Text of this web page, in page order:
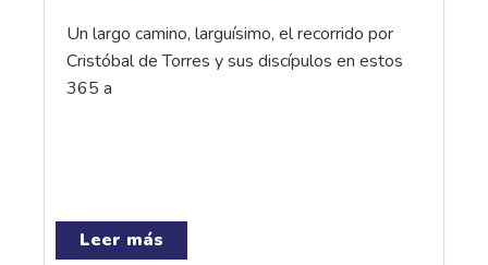
Un largo camino, larguísimo, el recorrido por
Cristóbal de Torres y sus discípulos en estos
365 a
Leer más